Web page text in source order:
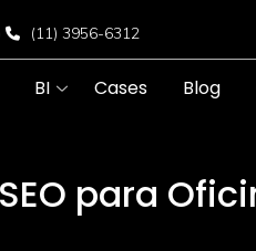
(11) 3956-6312
BI Cases Blog
para